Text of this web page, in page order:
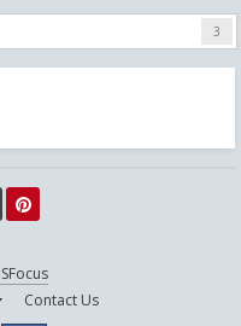
3
Contact Us